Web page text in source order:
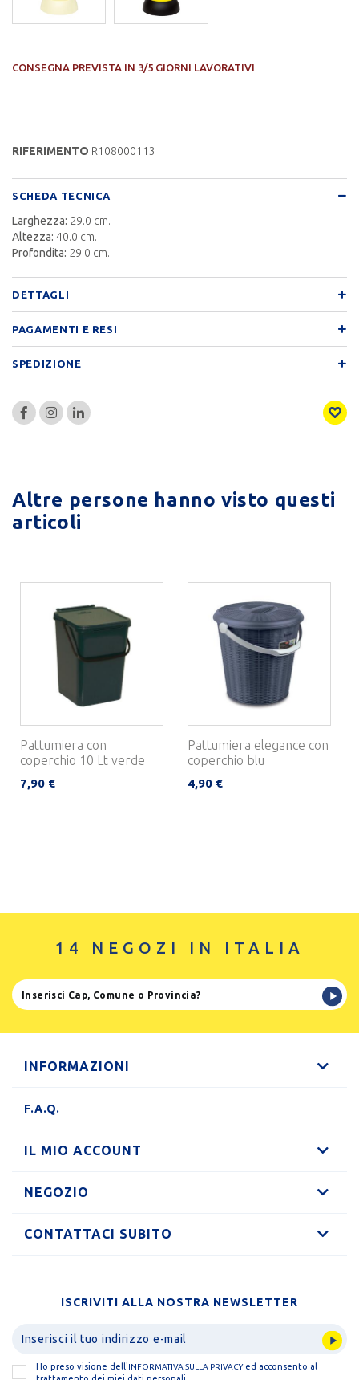
CONSEGNA PREVISTA IN 3/5 GIORNI LAVORATIVI
RIFERIMENTO R108000113
SCHEDA TECNICA
Larghezza: 29.0 cm.
Altezza: 40.0 cm.
Profondita: 29.0 cm.
DETTAGLI
PAGAMENTI E RESI
SPEDIZIONE
Altre persone hanno visto questi
articoli
Pattumiera con
coperchio 10 Lt verde
7,90 €
Pattumiera elegance con
coperchio blu
4,90 €
14 NEGOZI IN ITALIA
INFORMAZIONI
F.A.Q.
IL MIO ACCOUNT
NEGOZIO
CONTATTACI SUBITO
ISCRIVITI ALLA NOSTRA NEWSLETTER
Ho preso visione dell' INFORMATIVA SULLA PRIVACYed acconsento al